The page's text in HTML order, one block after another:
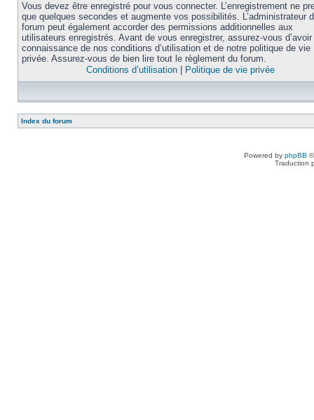
Vous devez être enregistré pour vous connecter. L’enregistrement ne
que quelques secondes et augmente vos possibilités. L’administrateur
forum peut également accorder des permissions additionnelles aux
utilisateurs enregistrés. Avant de vous enregistrer, assurez-vous
connaissance de nos conditions d’utilisation et de notre politique de vie
privée. Assurez-vous de bien lire tout le règlement du forum.
Conditions d’utilisation
Politique de vie privée
Index du forum
Powered by phpBB
Traduction